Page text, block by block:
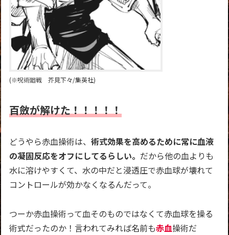
(※呪術廻戦 芥見下々/集英社)
百斂が解けた！！！！！
どうやら赤血操術は、術式効果を高めるために常に血液
の凝固反応をオフにしてるらしい。 だから他の血よりも
水に溶けやすくて、水の中だと浸透圧で赤血球が壊れて
コントロールが効かなくなるんだって。
つーか赤血操術って血そのものではなくて赤血球を操る
術式だったのか！言われてみれば名前も赤血操術だ